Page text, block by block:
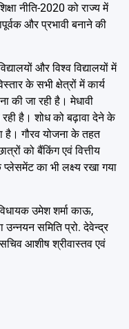
नीति-2020 को राज्य में
और प्रभावी बनाने की
और विश्व विद्यालयों में
के सभी क्षेत्रों में कार्य
की जा रही है। मेधावी
रही है। शोध को बढ़ावा देने के
है। गौरव योजना के तहत
को बैंकिंग एवं वित्तीय
का भी लक्ष्य रखा गया
उमेश शर्मा काऊ,
उन्नयन समिति प्रो. देवेन्द्र
आशीष श्रीवास्तव एवं